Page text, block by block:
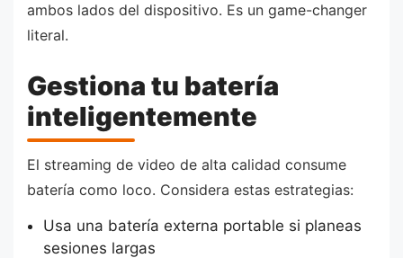
ambos lados del dispositivo. Es un game-changer
literal.
Gestiona tu batería
inteligentemente
El streaming de video de alta calidad consume
batería como loco. Considera estas estrategias:
Usa una batería externa portable si planeas
sesiones largas